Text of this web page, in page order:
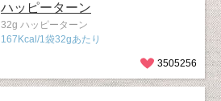
ハッピーターン
32g ハッピーターン
167Kcal/1袋32gあたり
3505256